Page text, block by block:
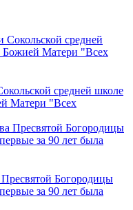
средней школе
Матери "Всех
Богородицы
за 90 лет была